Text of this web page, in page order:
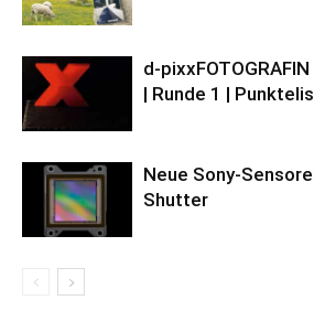
d-
| Runde 1 |
Neue Sony-
Shutter